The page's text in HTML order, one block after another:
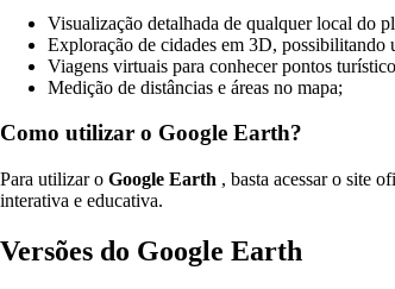
Visualização detalhada de qualquer local do
Exploração de cidades em 3D, possibilitando
Viagens virtuais para conhecer pontos
Medição de distâncias e áreas no mapa;
Como utilizar o Google Earth?
Para utilizar o Google Earth , basta acessar o site
interativa e educativa.
Versões do Google Earth